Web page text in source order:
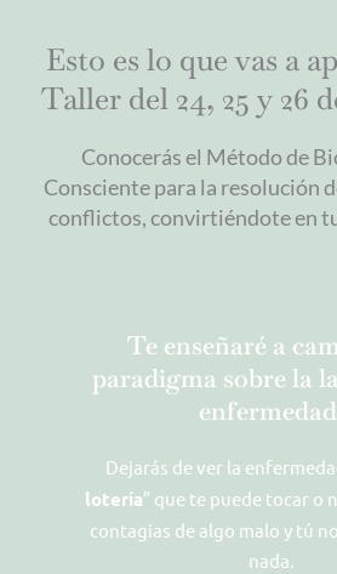
Esto es lo que vas a
Taller del 24, 25 y 26
Conocerás el Método de
Consciente para la resolución
conflictos, convirtiéndote en
Te enseñaré a
paradigma sobre la
Dejarás de ver la
lotería” que te puede tocar o
contagias de algo malo y tú
nada.